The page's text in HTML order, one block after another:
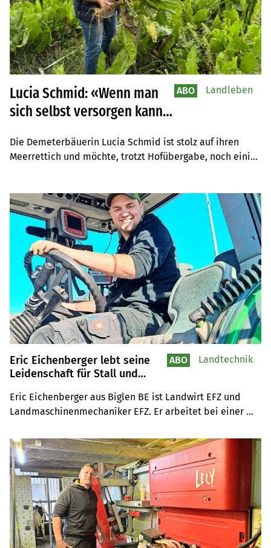
Lucia Schmid: «Wenn man
sich selbst versorgen kann,
Die Demeterbäuerin Lucia Schmid ist stolz auf ihren
Meerrettich und möchte, trotzt Hofübergabe, noch einige
Landleben
ABO
Eric Eichenberger lebt seine
Leidenschaft für Stall und
Eric Eichenberger aus Biglen BE ist Landwirt EFZ und
Landmaschinenmechaniker EFZ. Er arbeitet bei einer
Landmaschinen-Werkstatt hat.
ABO Landtechnik